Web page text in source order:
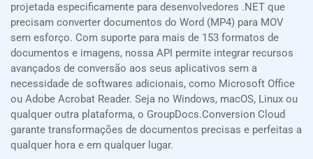
projetada especificamente para desenvolvedores .NET que
precisam converter documentos do Word (MP4) para MOV
sem esforço. Com suporte para mais de 153 formatos de
documentos e imagens, nossa API permite integrar recursos
avançados de conversão aos seus aplicativos sem a
necessidade de softwares adicionais, como Microsoft Office
ou Adobe Acrobat Reader. Seja no Windows, macOS, Linux ou
qualquer outra plataforma, o GroupDocs.Conversion Cloud
garante transformações de documentos precisas e perfeitas a
qualquer hora e em qualquer lugar.